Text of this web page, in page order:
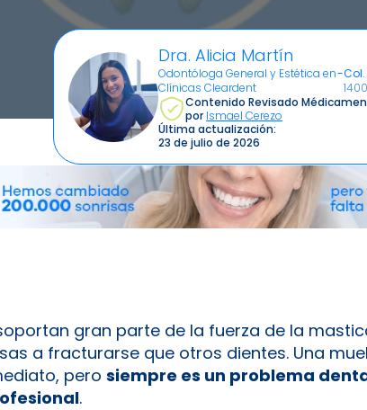
Dra. Alicia Martín
Odontóloga General y Estética en
Clínicas Cleardent
-Col.
Contenido Revisado
por Ismael Cerezo
Última actualización:
23 de julio de 2026
gran parte de la fuerza de la
a fracturarse que otros dientes. Una
pero siempre es un problema
.